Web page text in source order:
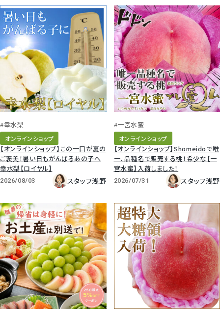
#幸水梨
オンラインショップ
【オンラインショップ】この一口が夏の
ご褒美！暑い日もがんばるあの子へ
幸水梨【ロイヤル】
2026/08/03 スタッフ浅野
#一宮水蜜
オンラインショップ
【オンラインショップ】Shomeidoで唯
一、品種名で販売する桃！希少な【一
宮水蜜】入荷しました！
2026/07/31 スタッフ浅野